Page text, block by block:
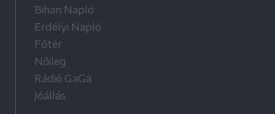
Bihari Napló
Erdélyi Napló
Főtér
Nőileg
Rádió GaGa
Jóállás